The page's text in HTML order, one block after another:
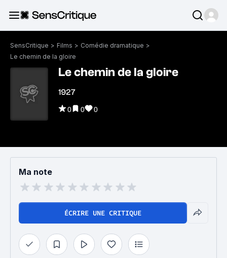
SensCritique > Films > Comédie dramatique >
Le chemin de la gloire
Le chemin de la gloire
1927
0 0 0
Ma note
ÉCRIRE UNE CRITIQUE